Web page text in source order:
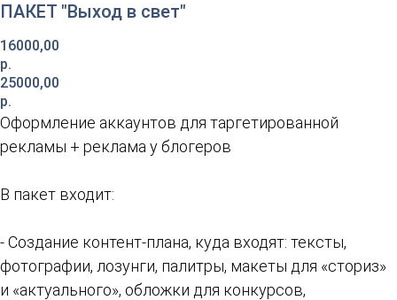
ПАКЕТ "Выход в свет"
16000,00
р.
25000,00
р.
Оформление аккаунтов для таргетированной
рекламы + реклама у блогеров
В пакет входит:
- Создание контент-плана, куда входят: тексты,
фотографии, лозунги, палитры, макеты для «сториз»
и «актуального», обложки для конкурсов,